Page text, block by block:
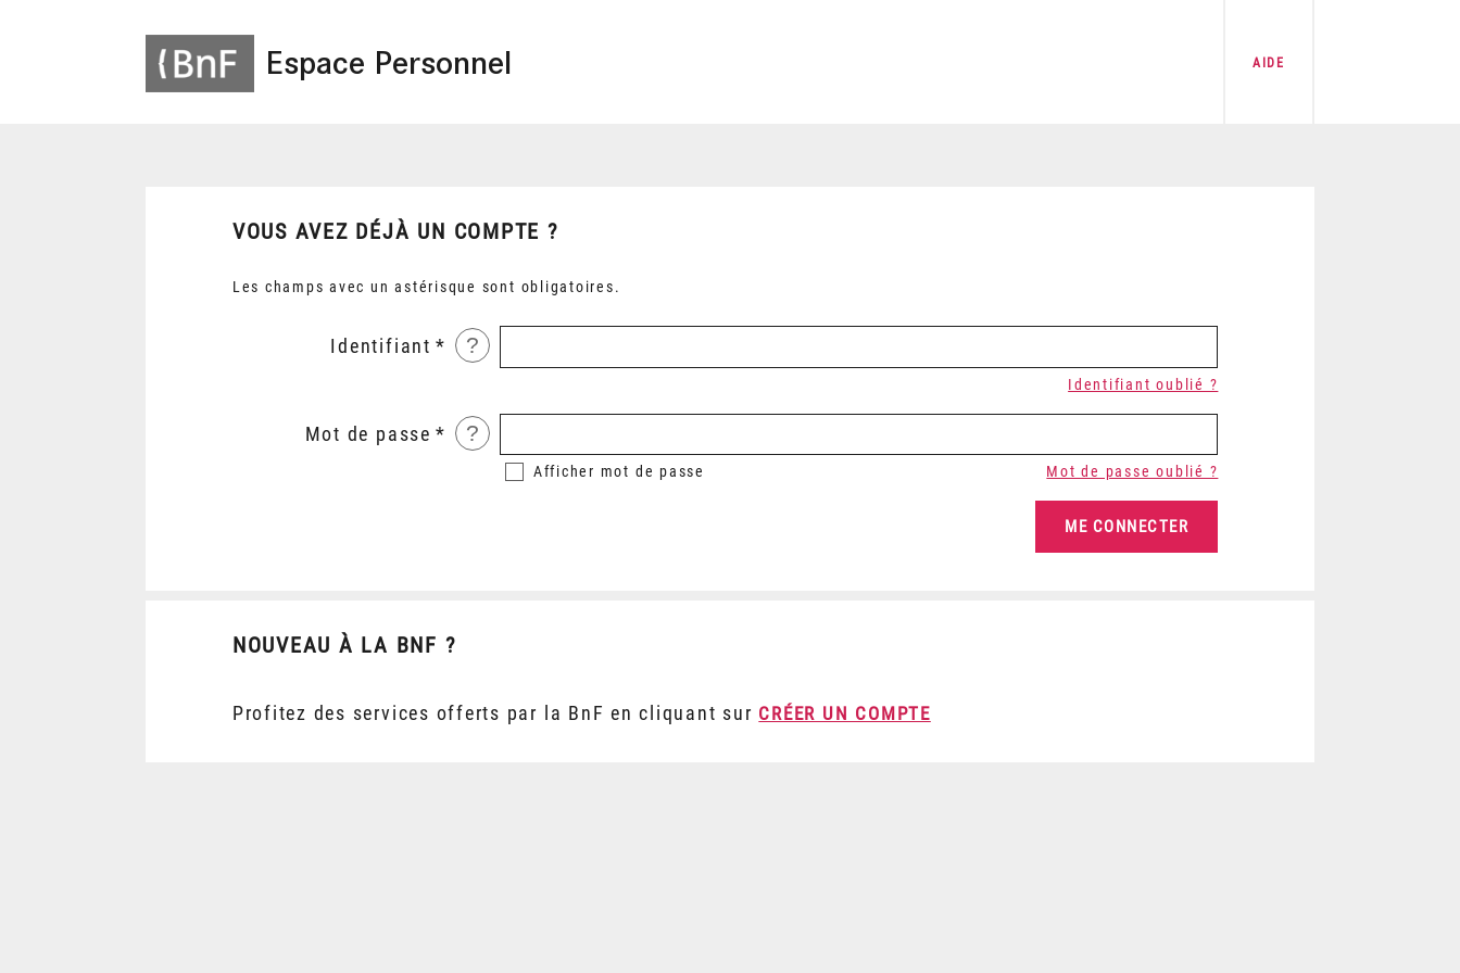
Espace Personnel AIDE
VOUS AVEZ DÉJÀ UN COMPTE ?
Les champs avec un astérisque sont obligatoires.
Identifiant ?
Identifiant oublié ?
Mot de passe ?
Afficher mot de passe Mot de passe oublié ?
NOUVEAU À LA BNF ?
Profitez des services offerts par la BnF en cliquant sur CRÉER UN COMPTE